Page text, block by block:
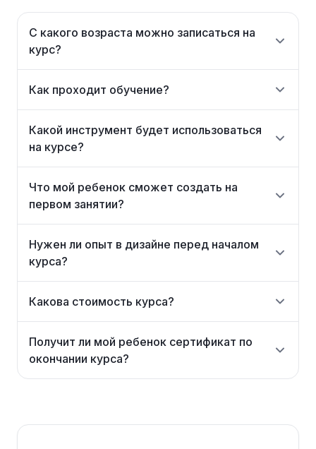
С какого возраста можно записаться на
курс?
Как проходит обучение?
Какой инструмент будет использоваться
на курсе?
Что мой ребенок сможет создать на
первом занятии?
Нужен ли опыт в дизайне перед началом
курса?
Какова стоимость курса?
Получит ли мой ребенок сертификат по
окончании курса?